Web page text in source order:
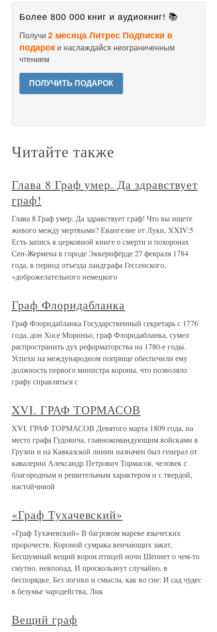
Более 800 000 книг и аудиокниг! 📚
Получи 2 месяца Литрес Подписки в
подарок и наслаждайся неограниченным
чтением
ПОЛУЧИТЬ ПОДАРОК
Читайте также
Глава 8 Граф умер. Да здравствует
граф!
Глава 8 Граф умер. Да здравствует граф! Что вы ищете
живого между мертвыми? Евангелие от Луки, XXIV:5
Есть запись в церковной книге о смерти и похоронах
Сен-Жермена в городе Эккернфёрде 27 февраля 1784
года, в период отъезда ландграфа Гессенского,
«доброжелательного немецкого
Граф Флоридабланка
Граф Флоридабланка Государственный секретарь с 1776
года, дон Хосе Мориньо, граф Флоридабланка, сумел
распространить дух реформаторства на 1780-е годы.
Успехи на международном поприще обеспечили ему
должность первого министра короны, что позволяло
графу справляться с
XVI. ГРАФ ТОРМАСОВ
XVI. ГРАФ ТОРМАСОВ Девятого марта 1809 года, на
место графа Гудовича, главнокомандующим войсками в
Грузии и на Кавказской линии назначен был генерал от
кавалерии Александр Петрович Тормасов, человек с
благородным и решительным характером и с твердой,
настойчивой
«Граф Тухачевский»
«Граф Тухачевский» В багровом мареве языческих
пророчеств, Короной сумрака венчающих закат,
Бесшумный вещий ворон птицей ночи Шепнет о чем-то
смутно, невпопад, И проскользнут случайно, в
беспорядке, Без логики и смысла, как во сне: И сад чудес
в безумье чародейства, Лик
Вещий граф